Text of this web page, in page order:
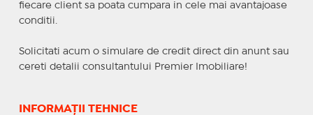
fiecare client sa poata cumpara in cele mai avantajoase
conditii.
Solicitati acum o simulare de credit direct din anunt sau
cereti detalii consultantului Premier Imobiliare!
INFORMAȚII TEHNICE